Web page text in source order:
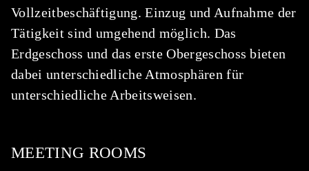
Vollzeitbeschäftigung. Einzug und Aufnahme der
Tätigkeit sind umgehend möglich. Das
Erdgeschoss und das erste Obergeschoss bieten
dabei unterschiedliche Atmosphären für
unterschiedliche Arbeitsweisen.
MEETING ROOMS